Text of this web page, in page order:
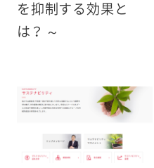
を抑制する効果と
は？ ～